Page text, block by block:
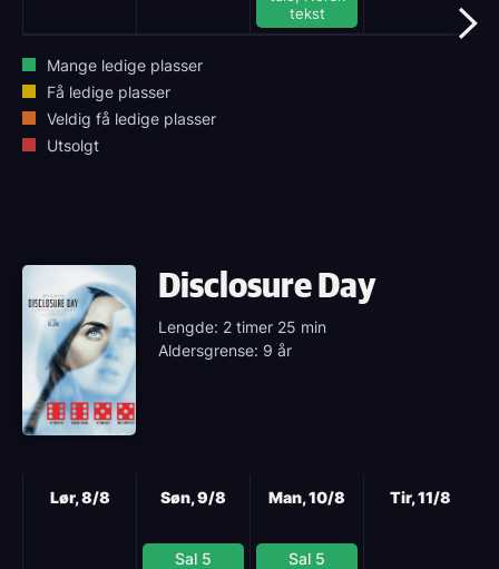
tekst
Mange ledige plasser
Få ledige plasser
Veldig få ledige plasser
Utsolgt
Disclosure Day
Lengde: 2 timer 25 min
Aldersgrense: 9 år
Lør, 8/8 Søn, 9/8
Sal 5
Man, 10/8
Sal 5
Tir, 11/8